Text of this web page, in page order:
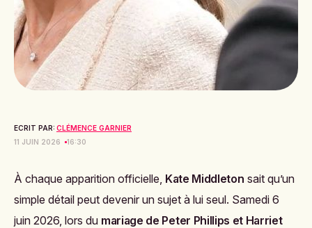
ECRIT PAR: CLÉMENCE GARNIER
11 JUIN 2026
16:30
À chaque apparition officielle, Kate Middleton sait qu’un
simple détail peut devenir un sujet à lui seul. Samedi 6
juin 2026, lors du mariage de Peter Phillips et Harriet